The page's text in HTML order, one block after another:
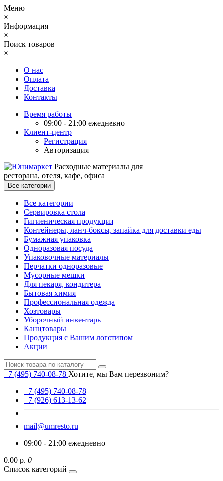
Меню
×
Информация
×
Поиск товаров
×
О нас
Оплата
Доставка
Контакты
Время работы
09:00 - 21:00 ежедневно
Клиент-центр
Регистрация
Авторизация
Расходные материалы для
ресторана, отеля, кафе, офиса
Все категории
Все категории
Сервировка стола
Гигиеническая продукция
Контейнеры, ланч-боксы, запайка для доставки еды
Бумажная упаковка
Одноразовая посуда
Упаковочные материалы
Перчатки одноразовые
Мусорные мешки
Для пекаря, кондитера
Бытовая химия
Профессиональная одежда
Хозтовары
Уборочный инвентарь
Канцтовары
Продукция с Вашим логотипом
Акции
+7 (495) 740-08-78 Хотите, мы Вам перезвоним?
+7 (495) 740-08-78
+7 (926) 613-13-62
mail@umresto.ru
09:00 - 21:00 ежедневно
0.00 р. 0
Список категорий